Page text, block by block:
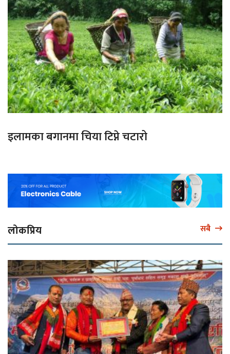
इलामका बगानमा चिया टिप्ने चटारो
लोकप्रिय सबै